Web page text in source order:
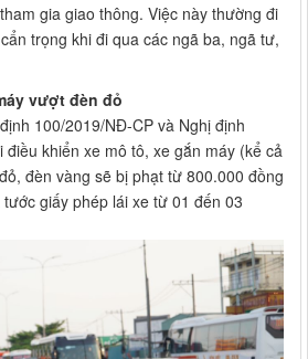
gia giao thông. Việc này thường đi
trọng khi đi qua các ngã ba, ngã tư,
vượt đèn đỏ
100/2019/NĐ-CP và Nghị định
điều khiển xe mô tô, xe gắn máy (kể cả
đèn vàng sẽ bị phạt từ 800.000 đồng
giấy phép lái xe từ 01 đến 03